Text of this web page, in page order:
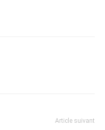
Article suivant